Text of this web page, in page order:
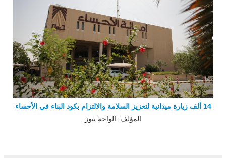
14 ألف زيارة ميدانية لتعزيز السلامة والالتزام بكود البناء في الأحساء
المؤلف: الواحة نيوز